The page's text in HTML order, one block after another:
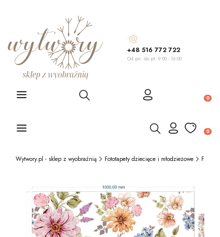
+48 516 772 722
Od pn. do pt. 9:00 - 16:00
Otwórz wyszukiwarkę
Otwórz wyszukiwarkę
Wytwory.pl - sklep z wyobraźnią Fototapety dziecięce i młodzieżowe